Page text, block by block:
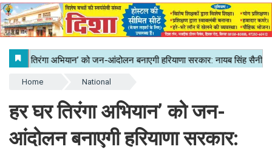
Home National
हर घर तिरंगा अभियान’ को जन-
आंदोलन बनाएगी हरियाणा सरकार: